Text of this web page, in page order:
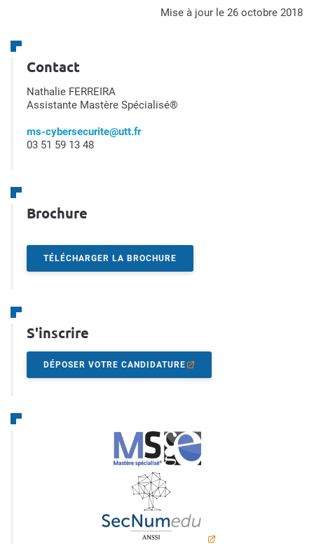
mise à jour le 26 octobre 2018
Contact
Nathalie FERREIRA
Assistante Mastère Spécialisé®
ms-cybersecurite@utt.fr
03 51 59 13 48
Brochure
TÉLÉCHARGER LA BROCHURE
S'inscrire
DÉPOSER VOTRE CANDIDATURE